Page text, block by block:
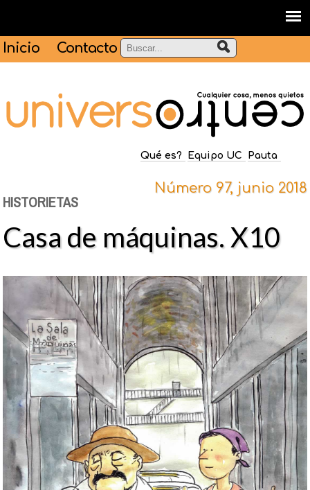
Inicio Contacto
Qué es? Equipo UC Pauta
Número 97, junio 2018
HISTORIETAS
Casa de máquinas. X10